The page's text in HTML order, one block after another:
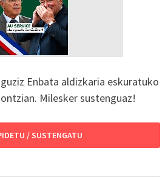
Enbata aldizkaria eskuratuko
Milesker sustenguaz!
/ SUSTENGATU